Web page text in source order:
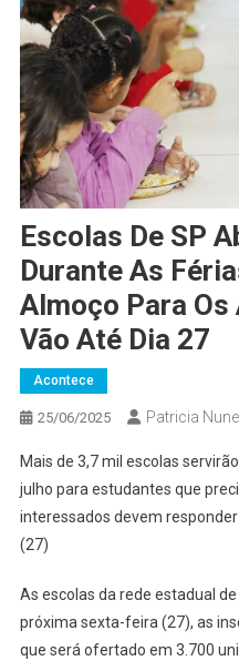
Escolas De SP
Durante As
Almoço Para
Vão Até Dia 27
Acontece
25/06/2025 Patricia
Mais de 3,7 mil escolas
julho para estudantes que
interessados devem
(27)
As escolas da rede estadual
próxima sexta-feira (27), as
que será ofertado em 3.700